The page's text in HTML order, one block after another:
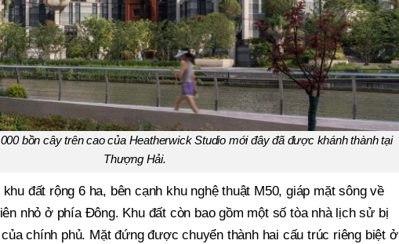
bồn cây trên cao của Heatherwick Studio mới đây đã được khánh thành tại
Thượng Hải.
đất rộng 6 ha, bên cạnh khu nghệ thuật M50, giáp mặt sông về
nhỏ ở phía Đông. Khu đất còn bao gồm một số tòa nhà lịch sử bị
chính phủ. Mặt đứng được chuyển thành hai cấu trúc riêng biệt ở